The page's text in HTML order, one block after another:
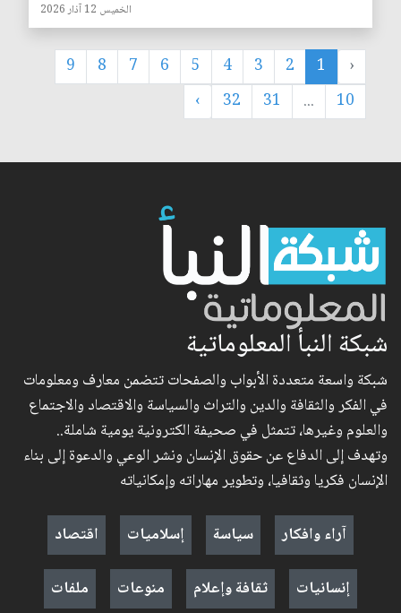
الخميس 12 آذار 2026
‹
1
2
3
4
5
6
7
8
9
10
...
31
32
›
شبكة النبأ المعلوماتية
شبكة واسعة متعددة الأبواب والصفحات تتضمن معارف ومعلومات
في الفكر والثقافة والدين والتراث والسياسة والاقتصاد والاجتماع
والعلوم وغيرها، تتمثل في صحيفة الكترونية يومية شاملة..
وتهدف إلى الدفاع عن حقوق الإنسان ونشر الوعي والدعوة إلى بناء
الإنسان فكريا وثقافيا، وتطوير مهاراته وإمكانياته
آراء وافكار
سياسة إسلاميات
اقتصاد
إنسانيات
ثقافة وإعلام منوعات ملفات